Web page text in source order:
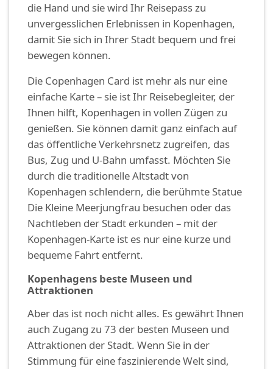
die Hand und sie wird Ihr Reisepass zu
unvergesslichen Erlebnissen in Kopenhagen,
damit Sie sich in Ihrer Stadt bequem und frei
bewegen können.
Die Copenhagen Card ist mehr als nur eine
einfache Karte – sie ist Ihr Reisebegleiter, der
Ihnen hilft, Kopenhagen in vollen Zügen zu
genießen. Sie können damit ganz einfach auf
das öffentliche Verkehrsnetz zugreifen, das
Bus, Zug und U-Bahn umfasst. Möchten Sie
durch die traditionelle Altstadt von
Kopenhagen schlendern, die berühmte Statue
Die Kleine Meerjungfrau besuchen oder das
Nachtleben der Stadt erkunden – mit der
Kopenhagen-Karte ist es nur eine kurze und
bequeme Fahrt entfernt.
Kopenhagens beste Museen und
Attraktionen
Aber das ist noch nicht alles. Es gewährt Ihnen
auch Zugang zu 73 der besten Museen und
Attraktionen der Stadt. Wenn Sie in der
Stimmung für eine faszinierende Welt sind,